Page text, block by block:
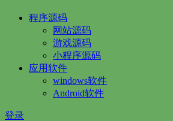
程序源码
网站源码
游戏源码
小程序源码
应用软件
windows软件
Android软件
登录